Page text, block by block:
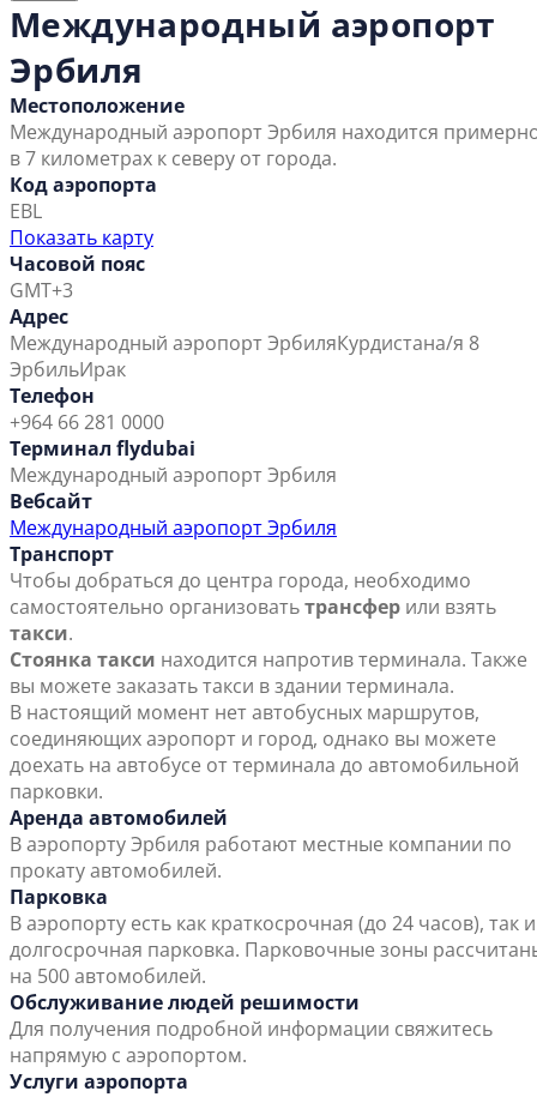
Международный аэропорт
Эрбиля
Местоположение
Международный аэропорт Эрбиля находится
в 7 километрах к северу от города.
Код аэропорта
EBL
Показать карту
Часовой пояс
GMT+3
Адрес
Международный аэропорт ЭрбиляКурдистана/я 8
ЭрбильИрак
Телефон
+964 66 281 0000
Терминал flydubai
Международный аэропорт Эрбиля
Вебсайт
Международный аэропорт Эрбиля
Транспорт
Чтобы добраться до центра города, необходимо
самостоятельно организоватьтрансфер или взять
такси.
Стоянка такси находится напротив терминала. Также
вы можете заказать такси в здании терминала.
В настоящий момент нет автобусных маршрутов,
соединяющих аэропорт и город, однако вы можете
доехать на автобусе от терминала до автомобильной
парковки.
Аренда автомобилей
В аэропорту Эрбиля работают местные компании по
прокату автомобилей.
Парковка
В аэропорту есть как краткосрочная (до 24 часов), так и
долгосрочная парковка. Парковочные зоны
на 500 автомобилей.
Обслуживание людей решимости
Для получения подробной информации свяжитесь
напрямую с аэропортом.
Услуги аэропорта